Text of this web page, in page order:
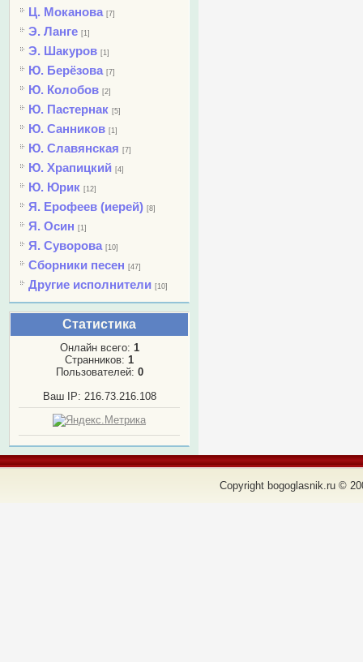
Ц. Моканова [7]
Э. Ланге [1]
Э. Шакуров [1]
Ю. Берёзова [7]
Ю. Колобов [2]
Ю. Пастернак [5]
Ю. Санников [1]
Ю. Славянская [7]
Ю. Храпицкий [4]
Ю. Юрик [12]
Я. Ерофеев (иерей) [8]
Я. Осин [1]
Я. Суворова [10]
Сборники песен [47]
Другие исполнители [10]
Статистика
Онлайн всего: 1
Странников: 1
Пользователей: 0
Ваш IP: 216.73.216.108
Copyright bogoglasnik.ru ©